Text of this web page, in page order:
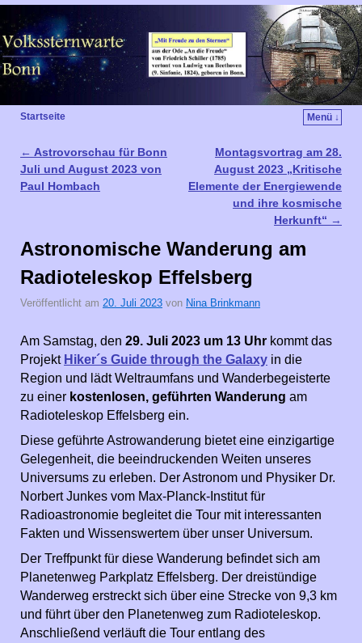
Startseite Menü ↓
Artikelnavigation
← Astrovorschau für Bonn
Juli und August 2023 von
Paul Hombach
Montagsvortrag am 28.
August 2023 „Kritische
Elemente der Energiewende
und ihre kosmische
Herkunft“ →
Astronomische Wanderung am
Radioteleskop Effelsberg
Veröffentlicht am 20. Juli 2023 von Nina Brinkmann
Am Samstag, den 29. Juli 2023 um 13 Uhr kommt das
Projekt Hiker´s Guide through the Galaxy in die
Region und lädt Weltraumfans und Wanderbegeisterte
zu einer kostenlosen, geführten Wanderung am
Radioteleskop Effelsberg ein.
Diese geführte Astrowanderung bietet eine einzigartige
Gelegenheit, die beeindruckenden Weiten unseres
Universums zu erleben. Der Astronom und Physiker Dr.
Norbert Junkes vom Max-Planck-Institut für
Radioastronomie begleitet die Tour mit interessanten
Fakten und Wissenswertem über unser Universum.
Der Treffpunkt für diese Wanderung befindet sich am
Planetenweg Parkplatz Effelsberg. Der dreistündige
Wanderweg erstreckt sich über eine Strecke von 9,3 km
und führt über den Planetenweg zum Radioteleskop.
Anschließend verläuft die Tour entlang des